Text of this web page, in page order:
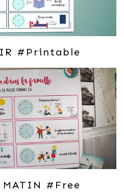
#printable
MATIN #free